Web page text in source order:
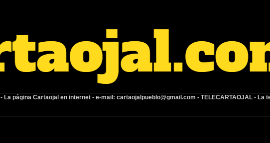
- La página Cartaojal en internet - e-mail: cartaojalpueblo@gmail.com - TELECARTAOJAL - La